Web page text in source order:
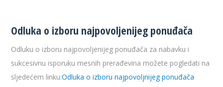
Odluka o izboru najpovoljenijeg ponuđača
Odluku o izboru najpovoljenijeg ponuđača za nabavku i
sukcesivnu isporuku mesnih prerađevina možete pogledati na
sljedećem linku:Odluka o izboru najpovoljnijeg ponuđača